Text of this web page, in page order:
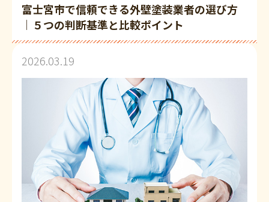
富士宮市で信頼できる外壁塗装業者の選び方
｜５つの判断基準と比較ポイント
2026.03.19